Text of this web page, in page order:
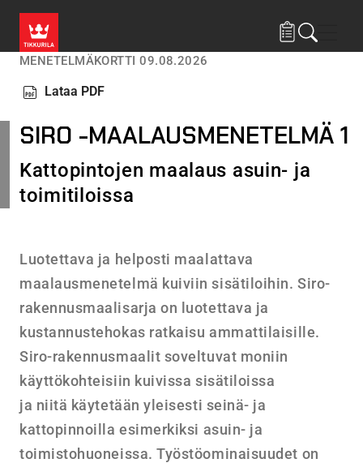
MENETELMÄKORTTI 09.08.2026
Lataa PDF
SIRO -MAALAUSMENETELMÄ 1
Kattopintojen maalaus asuin- ja
toimitiloissa
Luotettava ja helposti maalattava
maalausmenetelmä kuiviin sisätiloihin. Siro-
rakennusmaalisarja on luotettava ja
kustannustehokas ratkaisu ammattilaisille.
Siro-rakennusmaalit soveltuvat moniin
käyttökohteisiin kuivissa sisätiloissa
ja niitä käytetään yleisesti seinä- ja
kattopinnoilla esimerkiksi asuin- ja
toimistohuoneissa. Työstöominaisuudet on